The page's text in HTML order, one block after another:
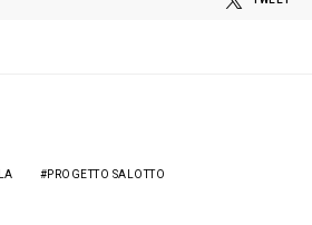
PROGETTO SALOTTO